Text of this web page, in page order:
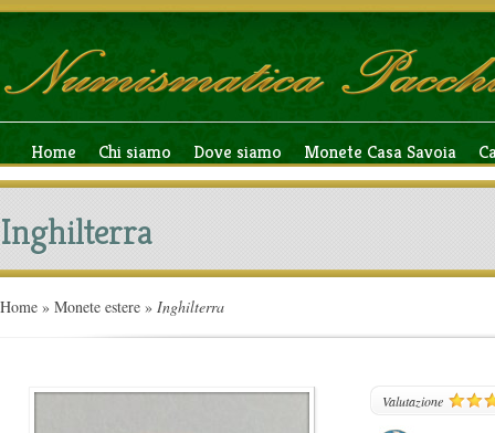
Home Chi siamo Dove siamo Monete Casa Savoia
Inghilterra
Home » Monete estere » Inghilterra
Valutazione